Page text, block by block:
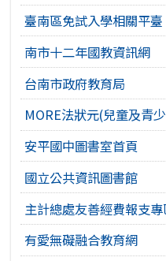
臺南區免試入學相關平臺
南市十二年國教資訊網
台南市政府教育局
MORE法狀元(兒童及青
安平國中圖書室首頁
國立公共資訊圖書館
主計總處友善經費報支專
有愛無礙融合教育網